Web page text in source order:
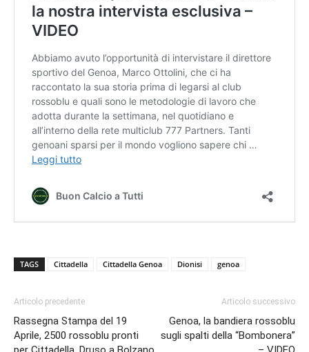
TAGS Cittadella Cittadella Genoa Dionisi genoa
Articolo precedente
Rassegna Stampa del 19
Aprile, 2500 rossoblu pronti
Articolo successivo
Genoa, la bandiera rossoblu
sugli spalti della “Bombonera”